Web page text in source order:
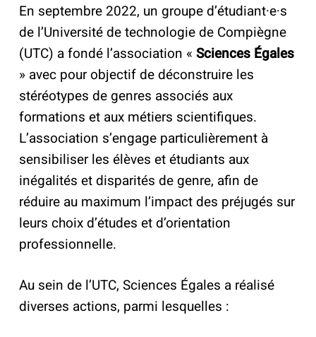
En septembre 2022, un groupe d’étudiant·e·s
de l’Université de technologie de Compiègne
(UTC) a fondé l’association « Sciences Égales
» avec pour objectif de déconstruire les
stéréotypes de genres associés aux
formations et aux métiers scientifiques.
L’association s’engage particulièrement à
sensibiliser les élèves et étudiants aux
inégalités et disparités de genre, afin de
réduire au maximum l’impact des préjugés sur
leurs choix d’études et d’orientation
professionnelle.
Au sein de l’UTC, Sciences Égales a réalisé
diverses actions, parmi lesquelles :